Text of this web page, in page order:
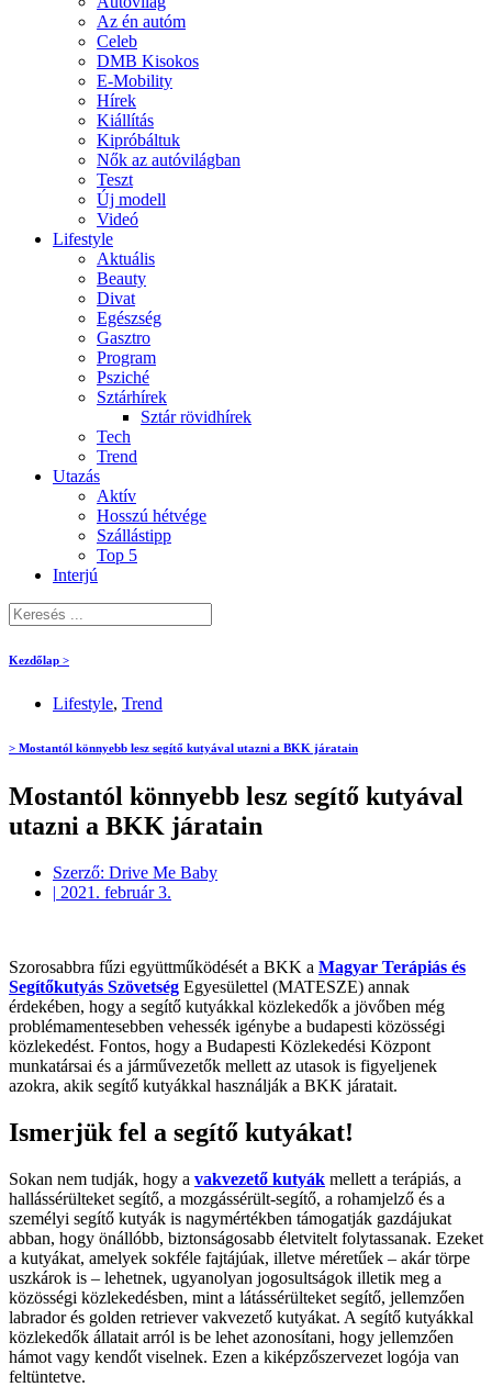
Az én autóm
Celeb
DMB Kisokos
E-Mobility
Hírek
Kiállítás
Kipróbáltuk
Nők az autóvilágban
Teszt
Új modell
Videó
Lifestyle
Aktuális
Beauty
Divat
Egészség
Gasztro
Program
Psziché
Sztárhírek
Sztár rövidhírek
Tech
Trend
Utazás
Aktív
Hosszú hétvége
Szállástipp
Top 5
Interjú
Kezdőlap >
Lifestyle, Trend
> Mostantól könnyebb lesz segítő kutyával utazni a BKK járatain
Mostantól könnyebb lesz segítő kutyával
utazni a BKK járatain
Szerző: Drive Me Baby
| 2021. február 3.
Szorosabbra fűzi együttműködését a BKK a Magyar Terápiás és
Segítőkutyás Szövetség Egyesülettel (MATESZE) annak
érdekében, hogy a segítő kutyákkal közlekedők a jövőben még
problémamentesebben vehessék igénybe a budapesti közösségi
közlekedést. Fontos, hogy a Budapesti Közlekedési Központ
munkatársai és a járművezetők mellett az utasok is figyeljenek
azokra, akik segítő kutyákkal használják a BKK járatait.
Ismerjük fel a segítő kutyákat!
Sokan nem tudják, hogy a vakvezető kutyák mellett a terápiás, a
hallássérülteket segítő, a mozgássérült-segítő, a rohamjelző és a
személyi segítő kutyák is nagymértékben támogatják gazdájukat
abban, hogy önállóbb, biztonságosabb életvitelt folytassanak. Ezeket
a kutyákat, amelyek sokféle fajtájúak, illetve méretűek – akár törpe
uszkárok is – lehetnek, ugyanolyan jogosultságok illetik meg a
közösségi közlekedésben, mint a látássérülteket segítő, jellemzően
labrador és golden retriever vakvezető kutyákat. A segítő kutyákkal
közlekedők állatait arról is be lehet azonosítani, hogy jellemzően
hámot vagy kendőt viselnek. Ezen a kiképzőszervezet logója van
feltüntetve.